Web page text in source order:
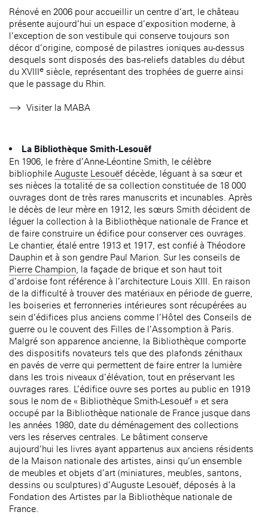
Rénové en 2006 pour accueillir un centre d’art, le château
présente aujourd’hui un espace d’exposition moderne, à
l’exception de son vestibule qui conserve toujours son
décor d’origine, composé de pilastres ioniques au-dessus
desquels sont disposés des bas-reliefs datables du début
du XVIIIe siècle, représentant des trophées de guerre ainsi
que le passage du Rhin.
Visiter la MABA
La Bibliothèque Smith-Lesouëf
En 1906, le frère d’Anne-Léontine Smith, le célèbre
bibliophile Auguste Lesouëf décède, léguant à sa sœur et
ses nièces la totalité de sa collection constituée de 18 000
ouvrages dont de très rares manuscrits et incunables. Après
le décès de leur mère en 1912, les sœurs Smith décident de
léguer la collection à la Bibliothèque nationale de France et
de faire construire un édifice pour conserver ces ouvrages.
Le chantier, étalé entre 1913 et 1917, est confié à Théodore
Dauphin et à son gendre Paul Marion. Sur les conseils de
Pierre Champion, la façade de brique et son haut toit
d’ardoise font référence à l’architecture Louis XIII. En raison
de la difficulté à trouver des matériaux en période de guerre,
les boiseries et ferronneries intérieures sont récupérées au
sein d’édifices plus anciens comme l’Hôtel des Conseils de
guerre ou le couvent des Filles de l’Assomption à Paris.
Malgré son apparence ancienne, la Bibliothèque comporte
des dispositifs novateurs tels que des plafonds zénithaux
en pavés de verre qui permettent de faire entrer la lumière
dans les trois niveaux d’élévation, tout en préservant les
ouvrages rares. L’édifice ouvre ses portes au public en 1919
sous le nom de « Bibliothèque Smith-Lesouëf » et sera
occupé par la Bibliothèque nationale de France jusque dans
les années 1980, date du déménagement des collections
vers les réserves centrales. Le bâtiment conserve
aujourd’hui les livres ayant appartenus aux anciens résidents
de la Maison nationale des artistes, ainsi qu’un ensemble
de meubles et objets d’art (miniatures, meubles, santons,
dessins ou sculptures) d’Auguste Lesouëf, déposés à la
Fondation des Artistes par la Bibliothèque nationale de
France.